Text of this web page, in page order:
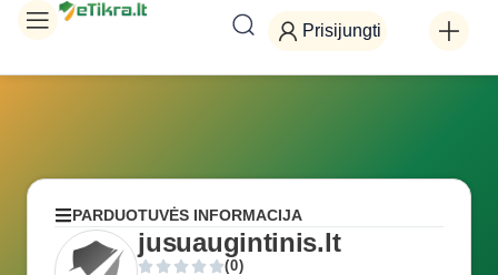
Prisijungti
PARDUOTUVĖS INFORMACIJA
jusuaugintinis.lt
(0)